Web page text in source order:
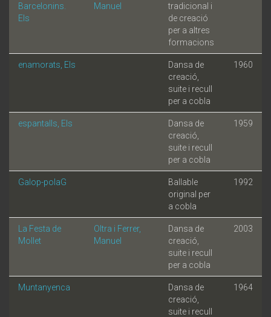
Barcelonins.
Els
Manuel
tradicional i
de creació
per a altres
formacions
enamorats, Els
Dansa de
creació,
suite i recull
per a cobla
1960
espantalls, Els
Dansa de
creació,
suite i recull
per a cobla
1959
Galop-polaG
Ballable
original per
a cobla
1992
La Festa de
Mollet
Oltra i Ferrer,
Manuel
Dansa de
creació,
suite i recull
per a cobla
2003
Muntanyenca
Dansa de
creació,
suite i recull
1964